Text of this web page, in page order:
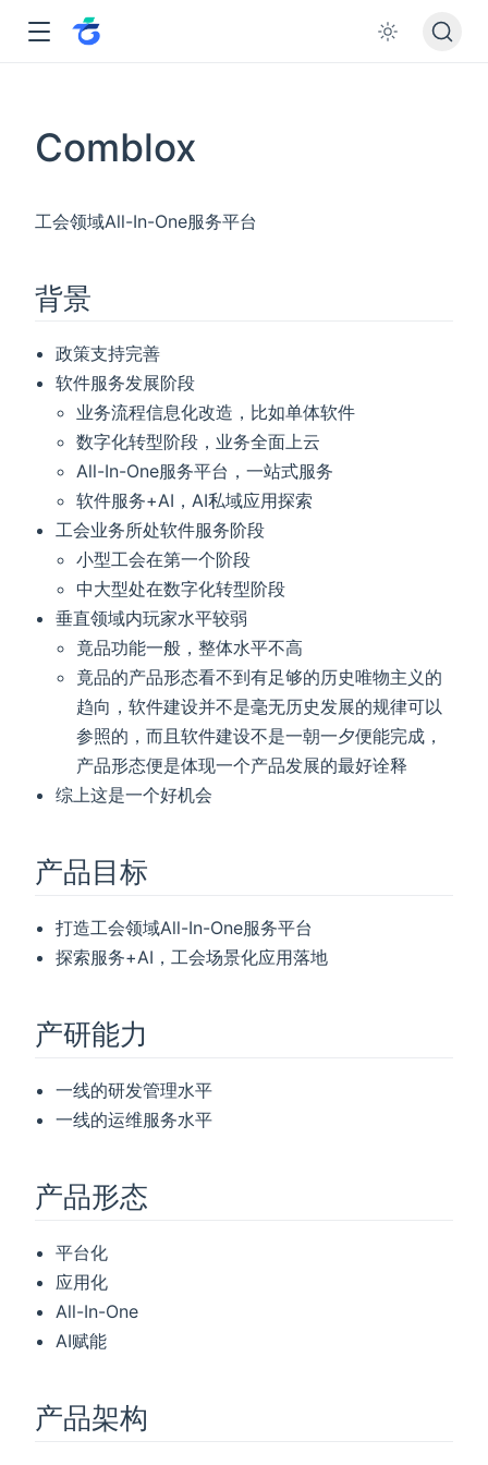
Comblox
工会领域All-In-One服务平台
背景
政策支持完善
软件服务发展阶段
业务流程信息化改造，比如单体软件
数字化转型阶段，业务全面上云
All-In-One服务平台，一站式服务
软件服务+AI，AI私域应用探索
工会业务所处软件服务阶段
小型工会在第一个阶段
中大型处在数字化转型阶段
垂直领域内玩家水平较弱
竟品功能一般，整体水平不高
竟品的产品形态看不到有足够的历史唯物主义的
趋向，软件建设并不是毫无历史发展的规律可以
参照的，而且软件建设不是一朝一夕便能完成，
产品形态便是体现一个产品发展的最好诠释
综上这是一个好机会
产品目标
打造工会领域All-In-One服务平台
探索服务+AI，工会场景化应用落地
产研能力
一线的研发管理水平
一线的运维服务水平
产品形态
平台化
应用化
All-In-One
AI赋能
产品架构